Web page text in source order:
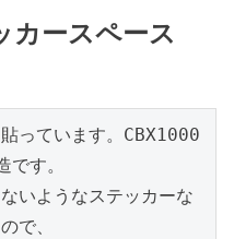
カースペース
っています。CBX1000
す。
いようなステッカーな
で、